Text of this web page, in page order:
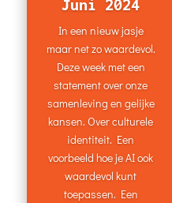
Juni 2024
In een nieuw jasje
maar net zo waardevol.
Deze week met een
statement over onze
samenleving en gelijke
kansen. Over culturele
identiteit. Een
voorbeeld hoe je AI ook
waardevol kunt
toepassen. Een